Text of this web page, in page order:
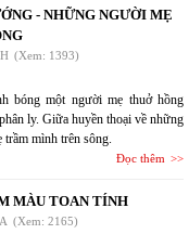
- NHỮNG NGƯỜI MẸ
(Xem: 1393)
bóng một người mẹ thuở hồng
ly. Giữa huyền thoại về những
mình trên sông.
Đọc thêm
MÀU TOAN TÍNH
(Xem: 2165)